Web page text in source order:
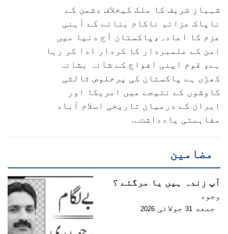
شہباز شریف کا ملک کیخلاف دشمن کے
ناپاک عزائم ناکام بنانے کے آہنی
عزم کا اعادہ،پاکستان آج دنیا میں
امن کے علمبردار کا کردار ادا کر رہا
ہے، قوم اپنی افواج کے شانہ بشانہ
کھڑی ہے پاکستان کی پرخلوص ثالثی
کاوشوں کے نتیجے میں امریکا اور
ایران کے درمیان تاریخی اسلام آباد
مفاہمتی یادداشت...
مضامین
آپ زندہ ہیں یا مرگئے ؟
وجود
جمعه 31 جولائی 2026